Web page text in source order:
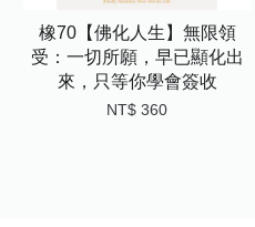
橡70【佛化人生】無限領
受：一切所願，早已顯化出
來，只等你學會簽收
NT$ 360